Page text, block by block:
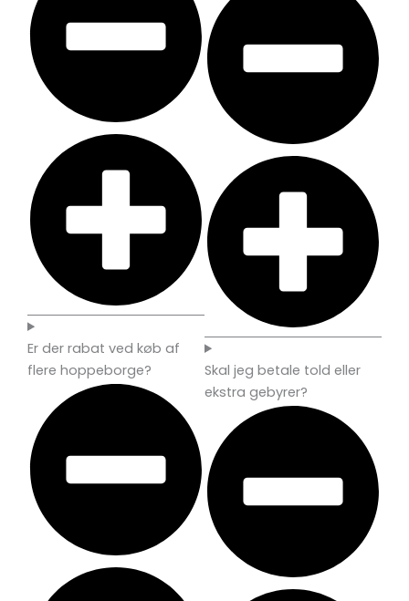
Er der rabat ved køb af
flere hoppeborge?
Skal jeg betale told eller
ekstra gebyrer?